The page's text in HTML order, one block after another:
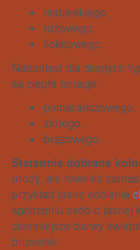
niebieskiego,
różowego,
fioletowego.
Natomiast dla ciepłych
są ciepłe tonacje:
pomarańczowego,
złotego,
brązowego.
Starannie dobrane
urody, ale również
przykład jasne odcienie
spojrzeniu osób o jasnej
ciemniejsze barwy
brunetek.